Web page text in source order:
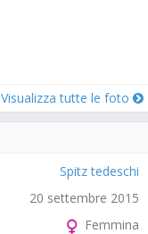
Visualizza tutte le foto
Spitz tedeschi
20 settembre 2015
Femmina